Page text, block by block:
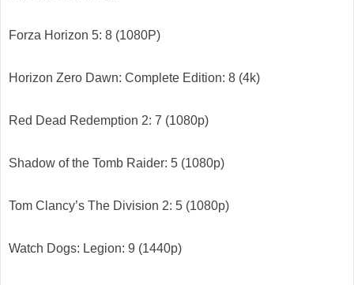
Forza Horizon 5: 8 (1080P)
Horizon Zero Dawn: Complete Edition: 8 (4k)
Red Dead Redemption 2: 7 (1080p)
Shadow of the Tomb Raider: 5 (1080p)
Tom Clancy’s The Division 2: 5 (1080p)
Watch Dogs: Legion: 9 (1440p)